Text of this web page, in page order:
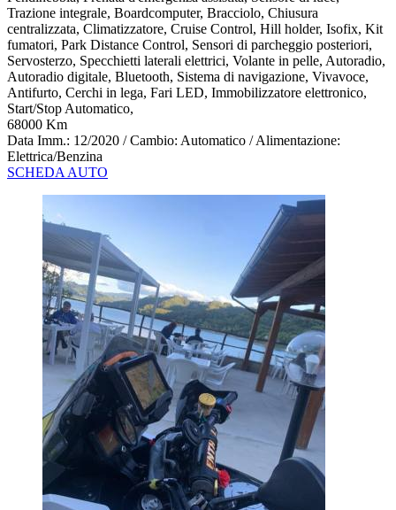
Trazione integrale, Boardcomputer, Bracciolo, Chiusura
centralizzata, Climatizzatore, Cruise Control, Hill holder, Isofix, Kit
fumatori, Park Distance Control, Sensori di parcheggio posteriori,
Servosterzo, Specchietti laterali elettrici, Volante in pelle, Autoradio,
Autoradio digitale, Bluetooth, Sistema di navigazione, Vivavoce,
Antifurto, Cerchi in lega, Fari LED, Immobilizzatore elettronico,
Start/Stop Automatico,
68000 Km
Data Imm.: 12/2020 / Cambio: Automatico / Alimentazione:
Elettrica/Benzina
SCHEDA AUTO